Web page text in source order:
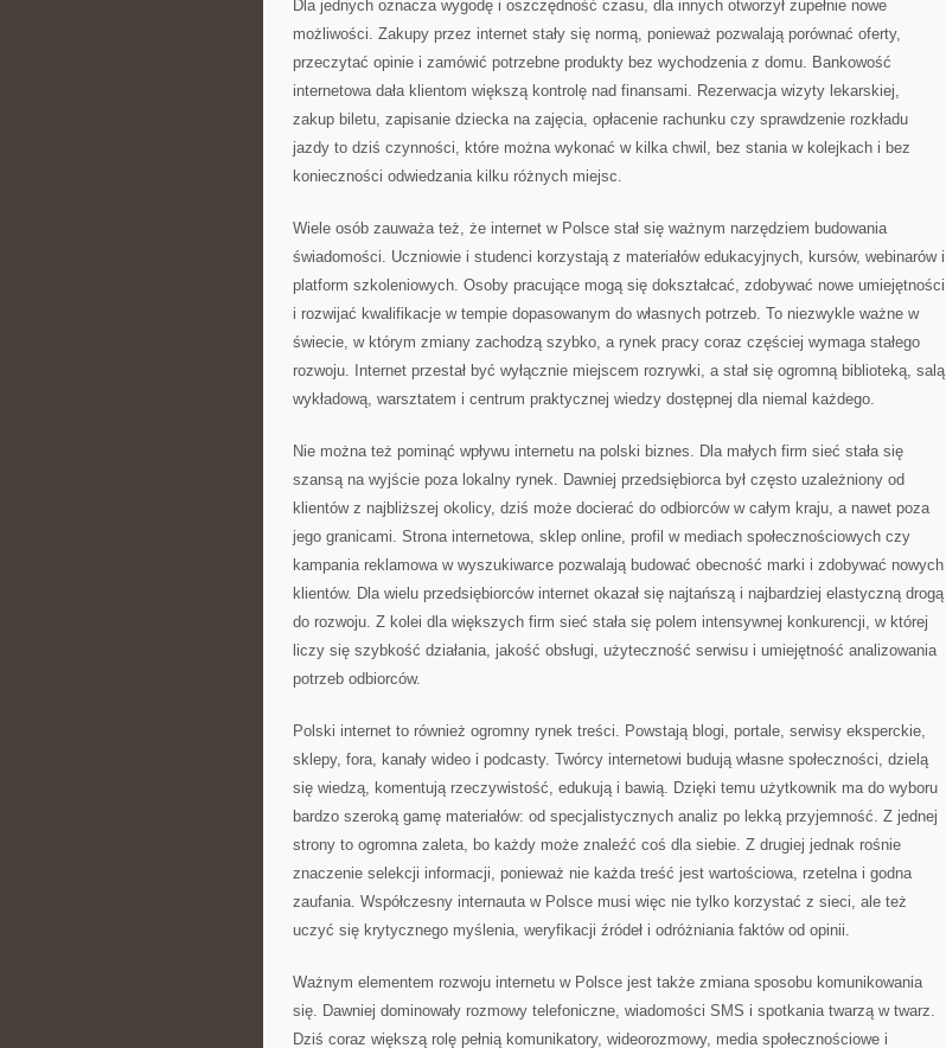
Dla jednych oznacza wygodę i oszczędność czasu, dla innych otworzył zupełnie nowe
możliwości. Zakupy przez internet stały się normą, ponieważ pozwalają porównać oferty,
przeczytać opinie i zamówić potrzebne produkty bez wychodzenia z domu. Bankowość
internetowa dała klientom większą kontrolę nad finansami. Rezerwacja wizyty lekarskiej,
zakup biletu, zapisanie dziecka na zajęcia, opłacenie rachunku czy sprawdzenie rozkładu
jazdy to dziś czynności, które można wykonać w kilka chwil, bez stania w kolejkach i bez
konieczności odwiedzania kilku różnych miejsc.
Wiele osób zauważa też, że internet w Polsce stał się ważnym narzędziem budowania
świadomości. Uczniowie i studenci korzystają z materiałów edukacyjnych, kursów, webinarów i
platform szkoleniowych. Osoby pracujące mogą się dokształcać, zdobywać nowe umiejętności
i rozwijać kwalifikacje w tempie dopasowanym do własnych potrzeb. To niezwykle ważne w
świecie, w którym zmiany zachodzą szybko, a rynek pracy coraz częściej wymaga stałego
rozwoju. Internet przestał być wyłącznie miejscem rozrywki, a stał się ogromną biblioteką, salą
wykładową, warsztatem i centrum praktycznej wiedzy dostępnej dla niemal każdego.
Nie można też pominąć wpływu internetu na polski biznes. Dla małych firm sieć stała się
szansą na wyjście poza lokalny rynek. Dawniej przedsiębiorca był często uzależniony od
klientów z najbliższej okolicy, dziś może docierać do odbiorców w całym kraju, a nawet poza
jego granicami. Strona internetowa, sklep online, profil w mediach społecznościowych czy
kampania reklamowa w wyszukiwarce pozwalają budować obecność marki i zdobywać nowych
klientów. Dla wielu przedsiębiorców internet okazał się najtańszą i najbardziej elastyczną drogą
do rozwoju. Z kolei dla większych firm sieć stała się polem intensywnej konkurencji, w której
liczy się szybkość działania, jakość obsługi, użyteczność serwisu i umiejętność analizowania
potrzeb odbiorców.
Polski internet to również ogromny rynek treści. Powstają blogi, portale, serwisy eksperckie,
sklepy, fora, kanały wideo i podcasty. Twórcy internetowi budują własne społeczności, dzielą
się wiedzą, komentują rzeczywistość, edukują i bawią. Dzięki temu użytkownik ma do wyboru
bardzo szeroką gamę materiałów: od specjalistycznych analiz po lekką przyjemność. Z jednej
strony to ogromna zaleta, bo każdy może znaleźć coś dla siebie. Z drugiej jednak rośnie
znaczenie selekcji informacji, ponieważ nie każda treść jest wartościowa, rzetelna i godna
zaufania. Współczesny internauta w Polsce musi więc nie tylko korzystać z sieci, ale też
uczyć się krytycznego myślenia, weryfikacji źródeł i odróżniania faktów od opinii.
Ważnym elementem rozwoju internetu w Polsce jest także zmiana sposobu komunikowania
się. Dawniej dominowały rozmowy telefoniczne, wiadomości SMS i spotkania twarzą w twarz.
Dziś coraz większą rolę pełnią komunikatory, wideorozmowy, media społecznościowe i